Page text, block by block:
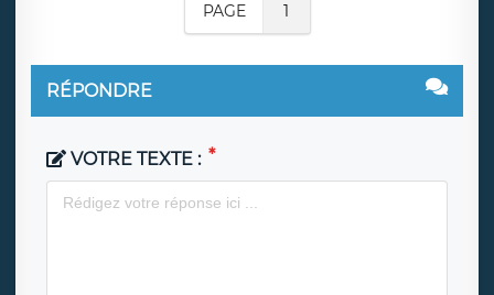
PAGE 1
RÉPONDRE
VOTRE TEXTE :